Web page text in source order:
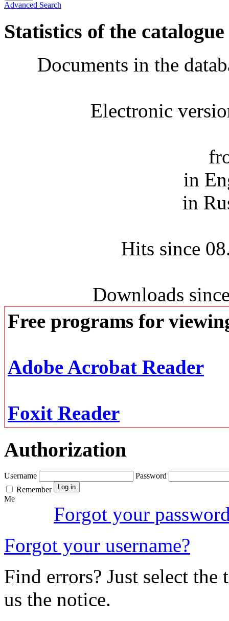
Advanced Search
Statistics of the catalogue
Documents in the
Electronic
in
in
Hits since
Downloads
Free programs for
Adobe Acrobat Reader
Foxit Reader
Authorization
Username
Password
Remember
Me
Forgot your
Forgot your username?
Find errors? Just select
us the notice.